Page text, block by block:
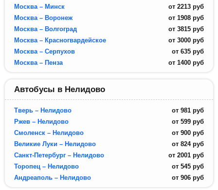
Москва – Минск
от 2213 руб
Москва – Воронеж
от 1908 руб
Москва – Волгоград
от 3815 руб
Москва – Красногвардейское
от 3000 руб
Москва – Серпухов
от 635 руб
Москва – Пенза
от 1400 руб
Автобусы в Нелидово
Тверь – Нелидово от 981 руб
Ржев – Нелидово
от 599 руб
Смоленск – Нелидово
от 900 руб
Великие Луки – Нелидово
от 824 руб
Санкт-Петербург – Нелидово
от 2001 руб
Торопец – Нелидово
от 545 руб
Андреаполь – Нелидово
от 906 руб